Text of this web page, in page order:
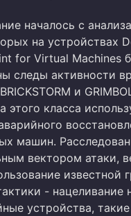
началось с
на устройствах
for Virtual Machines
следы активности
и
этого класса
машин.
вектором атаки,
известной
- нацеливание
устройства,